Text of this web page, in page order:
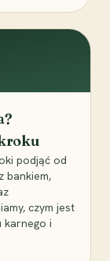
podjąć od
bankiem,
czym jest
karnego i